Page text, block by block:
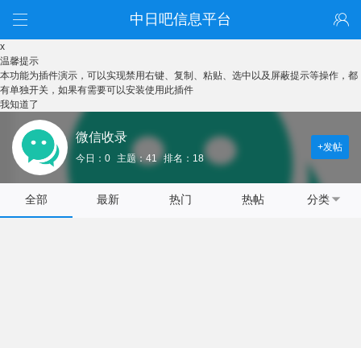
中日吧信息平台
x
温馨提示
本功能为插件演示，可以实现禁用右键、复制、粘贴、选中以及屏蔽提示等操作，都
有单独开关，如果有需要可以安装使用此插件
我知道了
微信收录
今日：0 主题：41 排名：18
+发帖
全部 最新 热门 热帖 分类